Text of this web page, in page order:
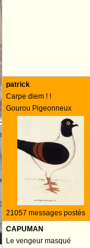
patrick
Carpe diem ! !
Gourou Pigeonneux
21057 messages postés
CAPUMAN
Le vengeur masqué